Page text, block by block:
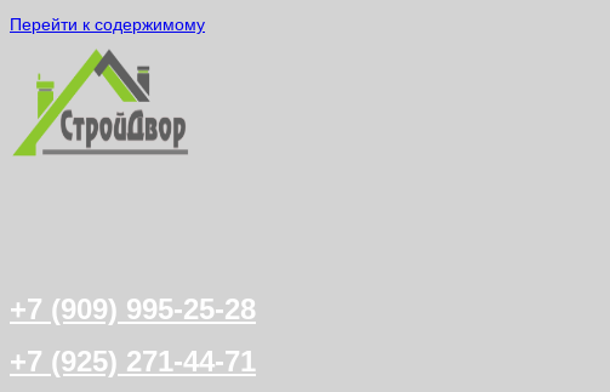
Перейти к содержимому
+7 (909) 995-25-28
+7 (925) 271-44-71